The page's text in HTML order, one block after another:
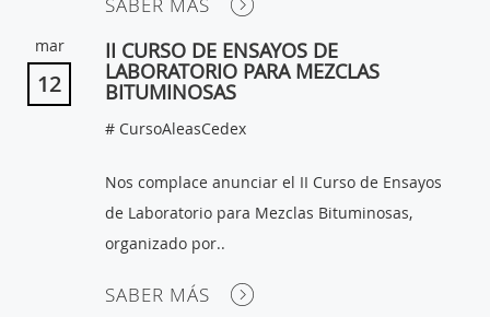
mar
12
II CURSO DE ENSAYOS DE
LABORATORIO PARA MEZCLAS
BITUMINOSAS
# CursoAleasCedex
Nos complace anunciar el II Curso de Ensayos
de Laboratorio para Mezclas Bituminosas,
organizado por..
SABER MÁS